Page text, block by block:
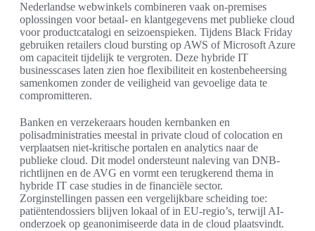
Nederlandse webwinkels combineren vaak on-premises
oplossingen voor betaal- en klantgegevens met publieke cloud
voor productcatalogi en seizoenspieken. Tijdens Black Friday
gebruiken retailers cloud bursting op AWS of Microsoft Azure
om capaciteit tijdelijk te vergroten. Deze hybride IT
businesscases laten zien hoe flexibiliteit en kostenbeheersing
samenkomen zonder de veiligheid van gevoelige data te
compromitteren.
Banken en verzekeraars houden kernbanken en
polisadministraties meestal in private cloud of colocation en
verplaatsen niet-kritische portalen en analytics naar de
publieke cloud. Dit model ondersteunt naleving van DNB-
richtlijnen en de AVG en vormt een terugkerend thema in
hybride IT case studies in de financiële sector.
Zorginstellingen passen een vergelijkbare scheiding toe:
patiëntendossiers blijven lokaal of in EU-regio’s, terwijl AI-
onderzoek op geanonimiseerde data in de cloud plaatsvindt.